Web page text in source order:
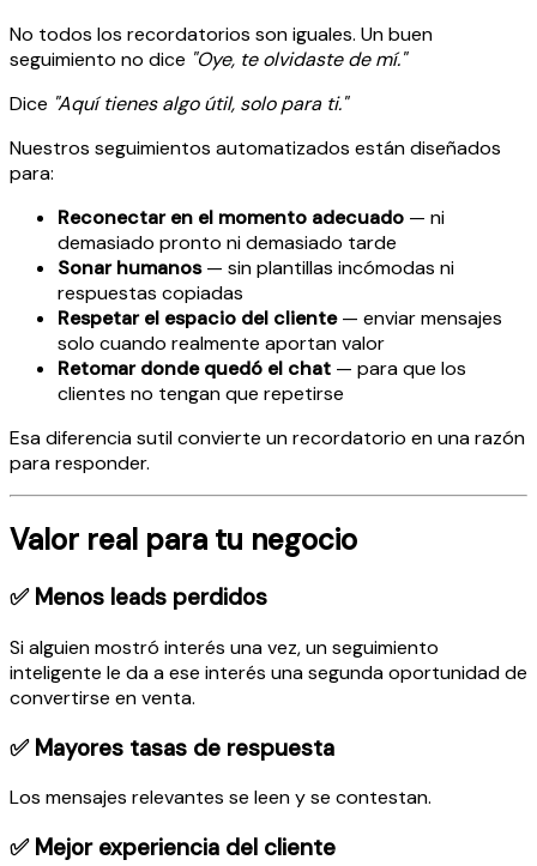
No todos los recordatorios son iguales. Un buen
seguimiento no dice "Oye, te olvidaste de mí."
Dice "Aquí tienes algo útil, solo para ti."
Nuestros seguimientos automatizados están diseñados
para:
Reconectar en el momento adecuado — ni
demasiado pronto ni demasiado tarde
Sonar humanos— sin plantillas incómodas ni
respuestas copiadas
Respetar el espacio del cliente— enviar mensajes
solo cuando realmente aportan valor
Retomar donde quedó el chat — para que los
clientes no tengan que repetirse
Esa diferencia sutil convierte un recordatorio en una razón
para responder.
Valor real para tu negocio
✅ Menos leads perdidos
Si alguien mostró interés una vez, un seguimiento
inteligente le da a ese interés una segunda oportunidad de
convertirse en venta.
✅ Mayores tasas de respuesta
Los mensajes relevantes se leen y se contestan.
✅ Mejor experiencia del cliente